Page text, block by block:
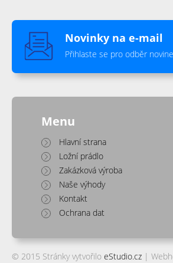
Novinky na e-mail
Přihlaste se pro odběr
Menu
Hlavní strana
Ložní prádlo
Zakázková výroba
Naše výhody
Kontakt
Ochrana dat
© 2015 Stránky vytvořilo eStudio.cz |